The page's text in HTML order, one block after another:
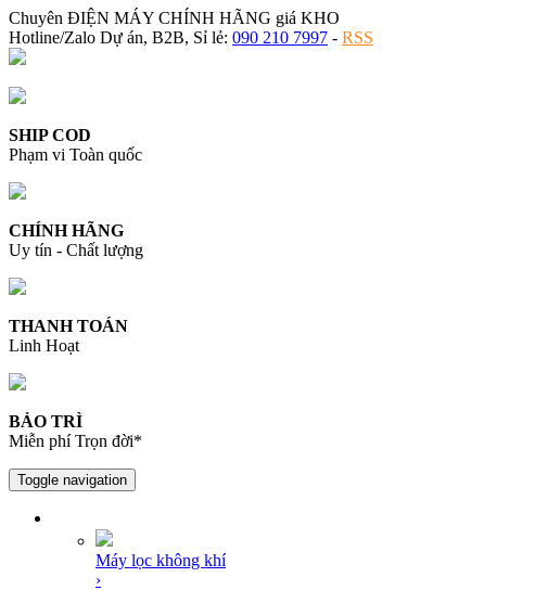
Chuyên ĐIỆN MÁY CHÍNH HÃNG giá KHO
Hotline/Zalo Dự án, B2B, Sỉ lẻ: 090 210 7997 - RSS
SHIP COD
Phạm vi Toàn quốc
CHÍNH HÃNG
Uy tín - Chất lượng
THANH TOÁN
Linh Hoạt
BẢO TRÌ
Miễn phí Trọn đời*
Toggle navigation
Máy lọc không khí
›